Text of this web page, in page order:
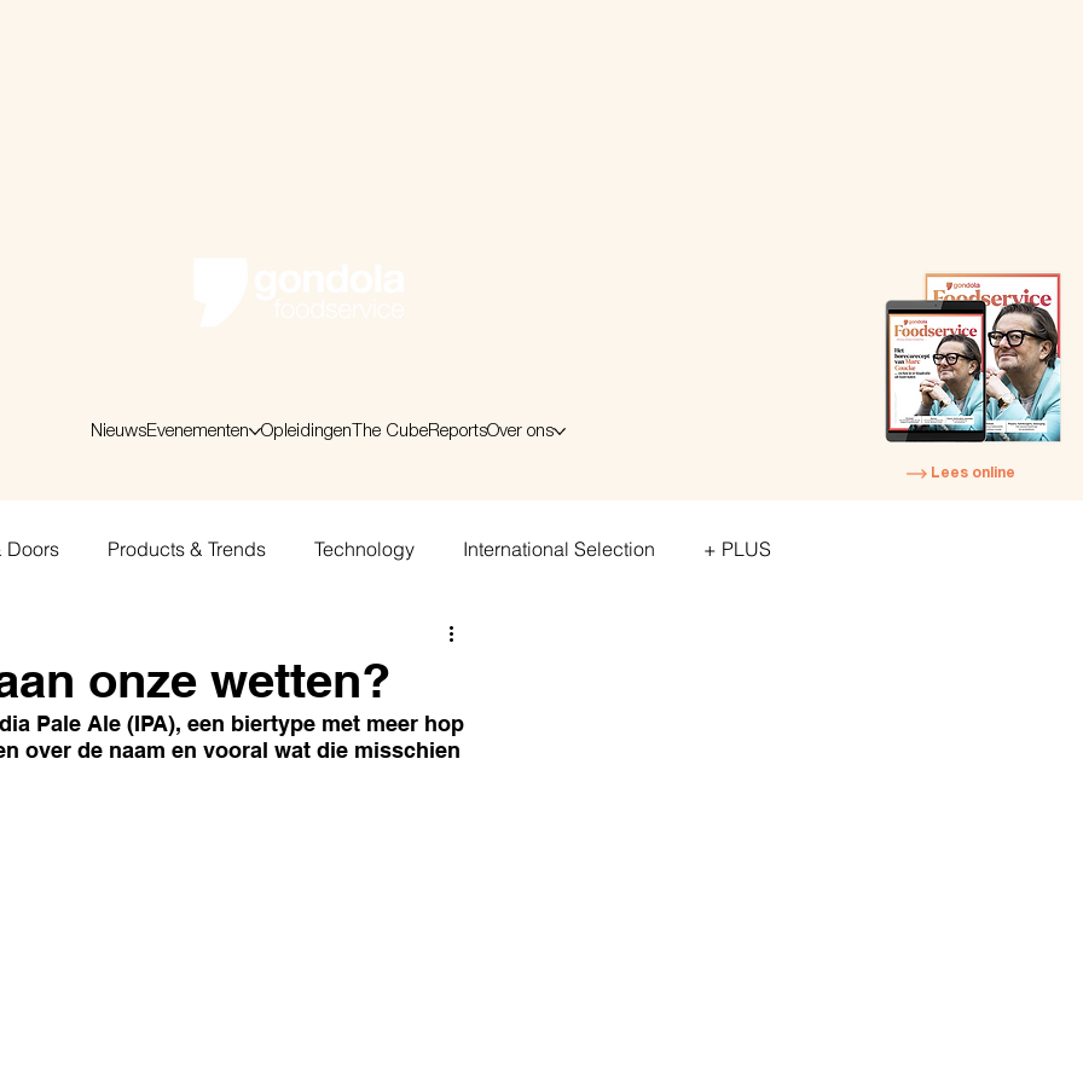
NieuwsEvenementen Opleidingen The CubeReportsOver ons
Lees online
Doors Products & Trends Technology International Selection + PLUS
onze wetten?
Pale Ale (IPA), een biertype met meer hop
over de naam en vooral wat die misschien